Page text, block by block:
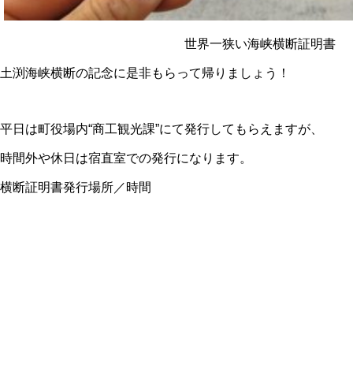
世界一狭い海峡横断証明書
土渕海峡横断の記念に是非もらって帰りましょう！
平日は町役場内“商工観光課”にて発行してもらえますが、
時間外や休日は宿直室での発行になります。
横断証明書発行場所／時間